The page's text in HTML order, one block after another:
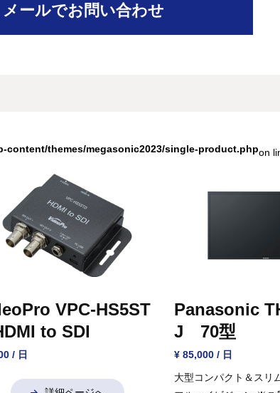
メールでお問い合わせ
themes/megasonic2023/single-product.phpon
VPC-HS5ST
to SDI
/ 日
Panasonic
J 70型
¥ 85,000 / 日
大型コンパクト＆スリ